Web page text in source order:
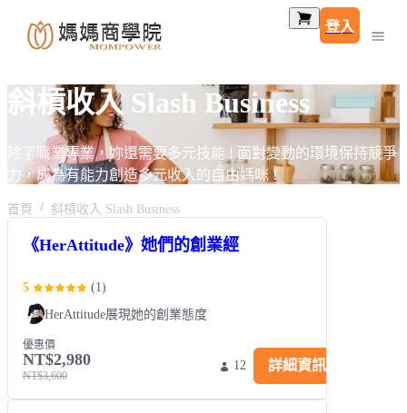
登入
斜槓收入 Slash Business
除了職業專業，妳還需要多元技能 ! 面對變動的環境保持競爭
力，成為有能力創造多元收入的自由媽咪 !
首頁 斜槓收入 Slash Business
《HerAttitude》她們的創業經
5 (1 )
HerAttitude展現她的創業態度
優惠價
NT$2,980
NT$3,600
12 詳細資訊